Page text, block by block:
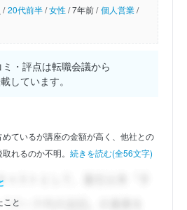
/ 20代前半/女性/7年前 / 個人営業/
・評点は転職会議から
しています。
ているが講座の金額が高く、他社との
れるのか不明。 続きを読む(全56文字)
こと